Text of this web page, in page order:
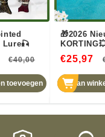
Normale
prijs
€40,00
toevoegen
🎁2026
Zwembad
€25,97
Aan